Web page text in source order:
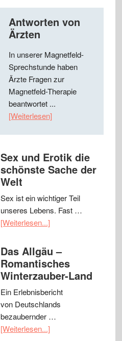
Antworten von
Ärzten
In unserer Magnetfeld-
Sprechstunde haben
Ärzte Fragen zur
Magnetfeld-Therapie
beantwortet ...
[Weiterlesen]
Sex und Erotik die
schönste Sache der
Welt
Sex ist ein wichtiger Teil
unseres Lebens. Fast …
[Weiterlesen...]
Das Allgäu –
Romantisches
Winterzauber-Land
Ein Erlebnisbericht
von Deutschlands
bezaubernder …
[Weiterlesen...]